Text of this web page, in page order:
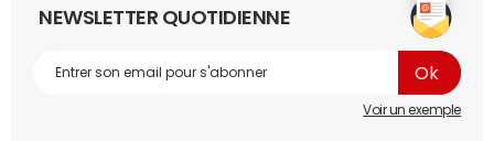
NEWSLETTER QUOTIDIENNE
Voir un exemple